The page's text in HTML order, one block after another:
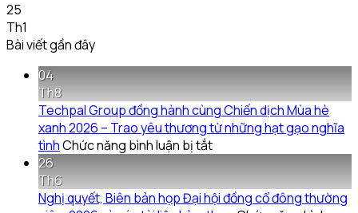
25
Th1
Bài viết gần đây
04
Th8
Techpal Group đồng hành cùng Chiến dịch Mùa hè
xanh 2026 – Trao yêu thương từ những hạt gạo nghĩa
tìnhChức năng bình luận bị tắtở
Techpal
Group
đồng
26
Th6
Nghị quyết, Biên bản họp Đại hội đồng cổ đông thường